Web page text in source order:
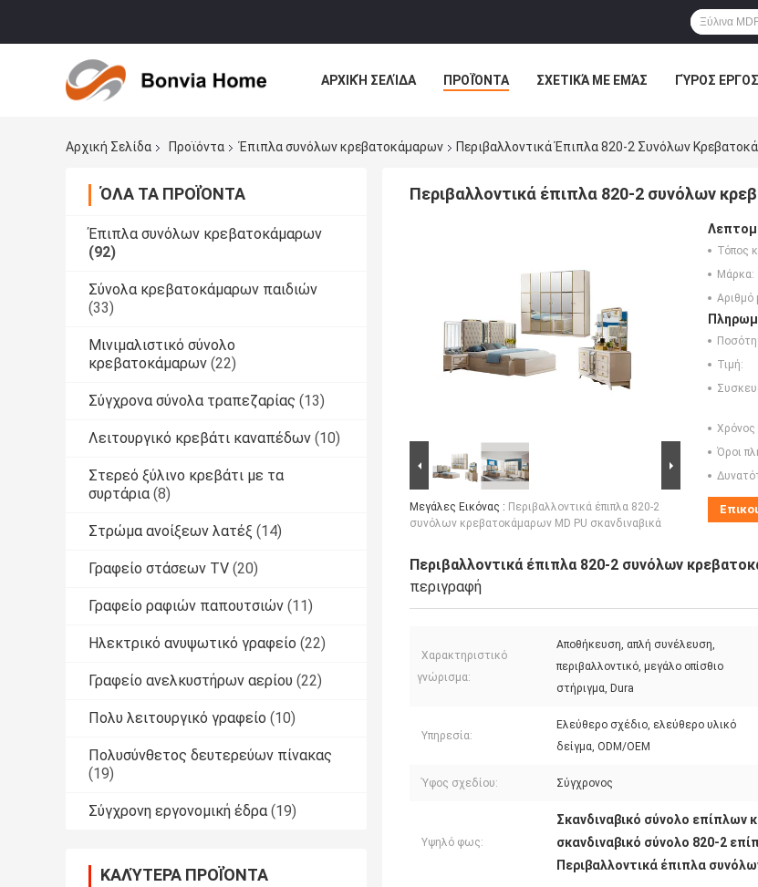
ΑΡΧΙΚΉ ΣΕΛΊΔΑ ΠΡΟΪΌΝΤΑ ΣΧΕΤΙΚΆ ΜΕ ΕΜΆΣ ΓΎΡΟΣ
Αρχική Σελίδα
Προϊόντα Έπιπλα συνόλων κρεβατοκάμαρων Περιβαλλοντικά Έπιπλα 820-2 Συνόλων
ΌΛΑ ΤΑ ΠΡΟΪΌΝΤΑ
Έπιπλα συνόλων κρεβατοκάμαρων
(92)
Σύνολα κρεβατοκάμαρων παιδιών
(33)
Μινιμαλιστικό σύνολο
κρεβατοκάμαρων (22)
Σύγχρονα σύνολα τραπεζαρίας (13)
Λειτουργικό κρεβάτι καναπέδων (10)
Στερεό ξύλινο κρεβάτι με τα
συρτάρια (8)
Στρώμα ανοίξεων λατέξ (14)
Γραφείο στάσεων TV (20)
Γραφείο ραφιών παπουτσιών (11)
Ηλεκτρικό ανυψωτικό γραφείο (22)
Γραφείο ανελκυστήρων αερίου (22)
Πολυ λειτουργικό γραφείο (10)
Πολυσύνθετος δευτερεύων πίνακας
(19)
Σύγχρονη εργονομική έδρα (19)
ΚΑΛΎΤΕΡΑ ΠΡΟΪΌΝΤΑ
Περιβαλλοντικά έπιπλα 820-2 συνόλων
Μεγάλες Εικόνας : Περιβαλλοντικά έπιπλα 820-2
συνόλων κρεβατοκάμαρων MD PU σκανδιναβικά
Τόπος
Μάρκα:
Αριθμό
Τιμή:
Χρόνος
Όροι
Περιβαλλοντικά έπιπλα 820-2 συνόλων
περιγραφή
Χαρακτηριστικό
γνώρισμα:
Αποθήκευση, απλή συνέλευση,
περιβαλλοντικό, μεγάλο οπίσθιο
στήριγμα, Dura
Υπηρεσία:
Ελεύθερο σχέδιο, ελεύθερο υλικό
δείγμα, ODM/OEM
Ύφος σχεδίου: Σύγχρονος
Υψηλό φως:
Σκανδιναβικό σύνολο επίπλων
σκανδιναβικό σύνολο 820-2
Περιβαλλοντικά έπιπλα